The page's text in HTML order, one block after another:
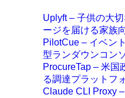
Uplyft – 子供の大
ージを届ける家族
PilotCue – イベン
型ランダウンコン
ProcureTap – 米国
る調達プラットフ
Claude CLI Proxy